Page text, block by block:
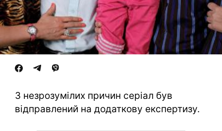
З незрозумілих причин серіал був
відправлений на додаткову експертизу.